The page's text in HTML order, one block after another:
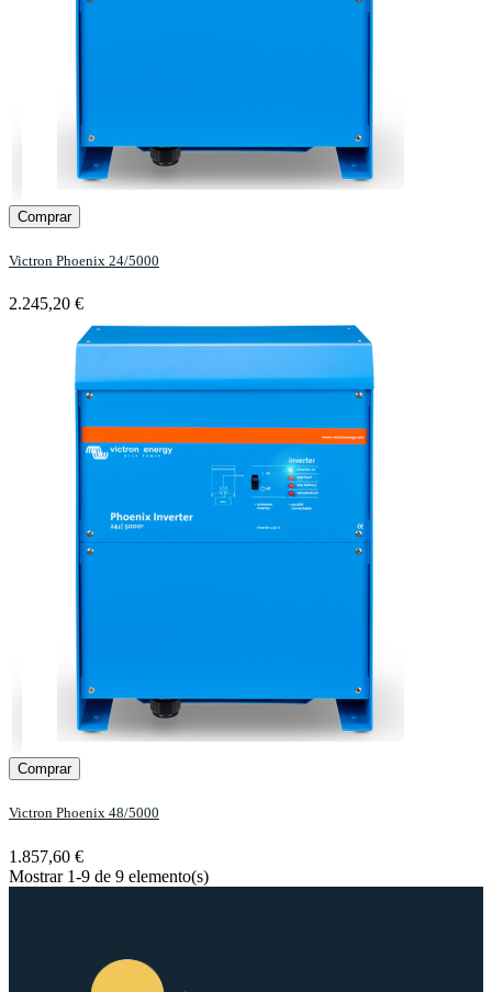
Comprar
Victron Phoenix 24/5000
2.245,20 €
Comprar
Victron Phoenix 48/5000
1.857,60 €
Mostrar 1-9 de 9 elemento(s)